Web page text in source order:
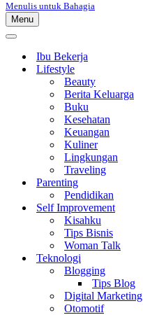
Menulis untuk Bahagia
Menu
Menu
Menu
NavigasiIbu Bekerja
Lifestyle
Beauty
Berita Keluarga
Buku
Kesehatan
Keuangan
Kuliner
Lingkungan
Traveling
Parenting
Pendidikan
Self Improvement
Kisahku
Tips Bisnis
Woman Talk
Teknologi
Blogging
Tips Blog
Digital Marketing
Otomotif